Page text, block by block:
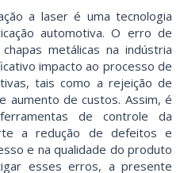
a laser é uma tecnologia
automotiva. O erro de
metálicas na indústria
impacto ao processo de
tais como a rejeição de
aumento de custos. Assim, é
de controle da
a redução de defeitos e
e na qualidade do produto
esses erros, a presente